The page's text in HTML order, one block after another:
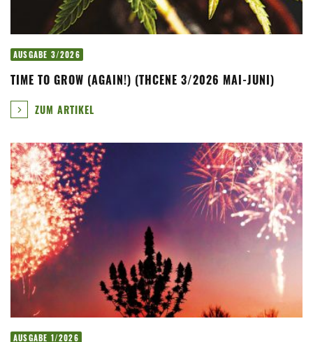
AUSGABE 3/2026
TIME TO GROW (AGAIN!) (THCENE 3/2026 MAI-JUNI)
ZUM ARTIKEL
AUSGABE 1/2026